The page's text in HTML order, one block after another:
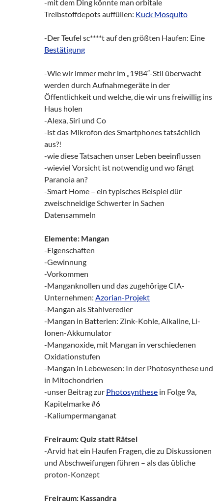
-mit dem Ding könnte man orbitale
Treibstoffdepots auffüllen: Kuck Mosquito
-Der Teufel sc****t auf den größten Haufen: Eine
Bestätigung
-Wie wir immer mehr im „1984“-Stil überwacht
werden durch Aufnahmegeräte in der
Öffentlichkeit und welche, die wir uns freiwillig ins
Haus holen
-Alexa, Siri und Co
-ist das Mikrofon des Smartphones tatsächlich
aus?!
-wie diese Tatsachen unser Leben beeinflussen
-wieviel Vorsicht ist notwendig und wo fängt
Paranoia an?
-Smart Home – ein typisches Beispiel dür
zweischneidige Schwerter in Sachen
Datensammeln
Elemente: Mangan
-Eigenschaften
-Gewinnung
-Vorkommen
-Manganknollen und das zugehörige CIA-
Unternehmen: Azorian-Projekt
-Mangan als Stahlveredler
-Mangan in Batterien: Zink-Kohle, Alkaline, Li-
Ionen-Akkumulator
-Manganoxide, mit Mangan in verschiedenen
Oxidationstufen
-Mangan in Lebewesen: In der Photosynthese und
in Mitochondrien
-unser Beitrag zur Photosynthese in Folge 9a,
Kapitelmarke #6
-Kaliumpermanganat
Freiraum: Quiz statt Rätsel
-Arvid hat ein Haufen Fragen, die zu Diskussionen
und Abschweifungen führen – als das übliche
proton-Konzept
Freiraum: Kassandra